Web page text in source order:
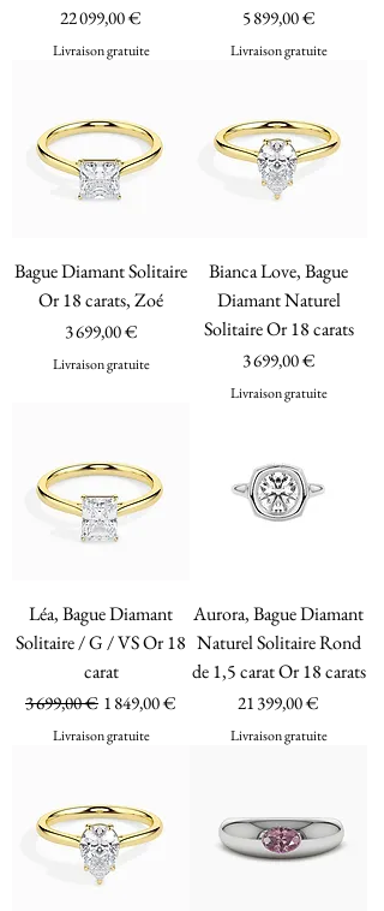
Prix
22 099,00 €
Livraison gratuite
Prix
5 899,00 €
Livraison gratuite
Bague Diamant Solitaire
Or 18 carats, Zoé
Prix
3 699,00 €
Livraison gratuite
Bianca Love, Bague
Diamant Naturel
Solitaire Or 18 carats
Prix
3 699,00 €
Livraison gratuite
Léa, Bague Diamant
Solitaire / G / VS Or 18
carat
Prix original
3 699,00 € Prix promotionnel
1 849,00 €
Livraison gratuite
Aurora, Bague Diamant
Naturel Solitaire Rond
de 1,5 carat Or 18 carats
Prix
21 399,00 €
Livraison gratuite